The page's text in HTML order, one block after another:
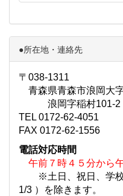
●所在地・連絡先
〒038-1311
青森県青森市浪岡大
浪岡字稲村101-2
TEL 0172-62-
FAX 0172-62-1556
電話対応時間
午前７時４５分から
※土日、祝日、学校
1/3 ）を除きます。